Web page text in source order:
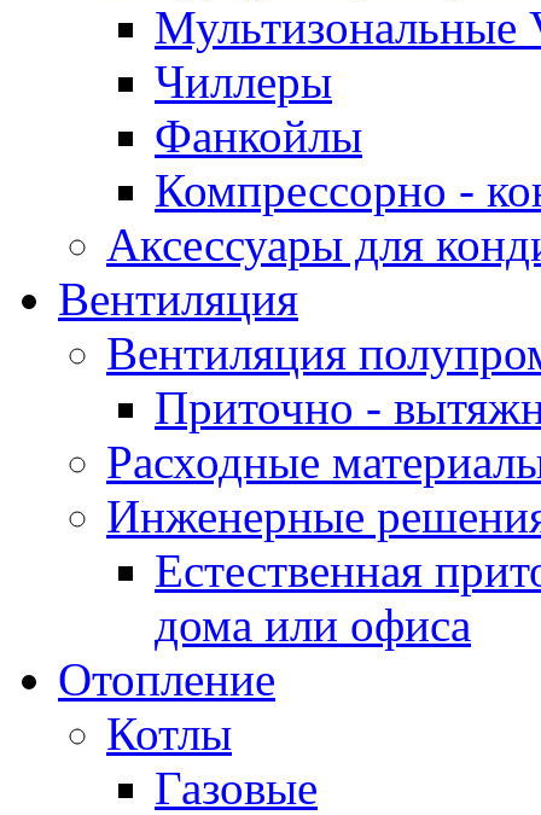
Мультизональные
Чиллеры
Фанкойлы
Компрессорно -
Аксессуары для
Вентиляция
Вентиляция
Приточно -
Расходные
Инженерные
Естественная
дома или офиса
Отопление
Котлы
Газовые